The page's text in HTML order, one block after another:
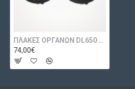
ΠΛΑΚΕΣ ΟΡΓΑΝΩΝ DL650 V-STROM ABS
74,00€